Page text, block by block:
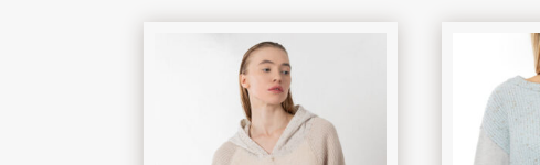
Strick- und glatten
Stoffelementen. Der Pullover
spielt gekonnt mit
unterschiedlichen Texturen und
Schnitten, was ihm einen
Zopfstrick
glatten,
verleiht